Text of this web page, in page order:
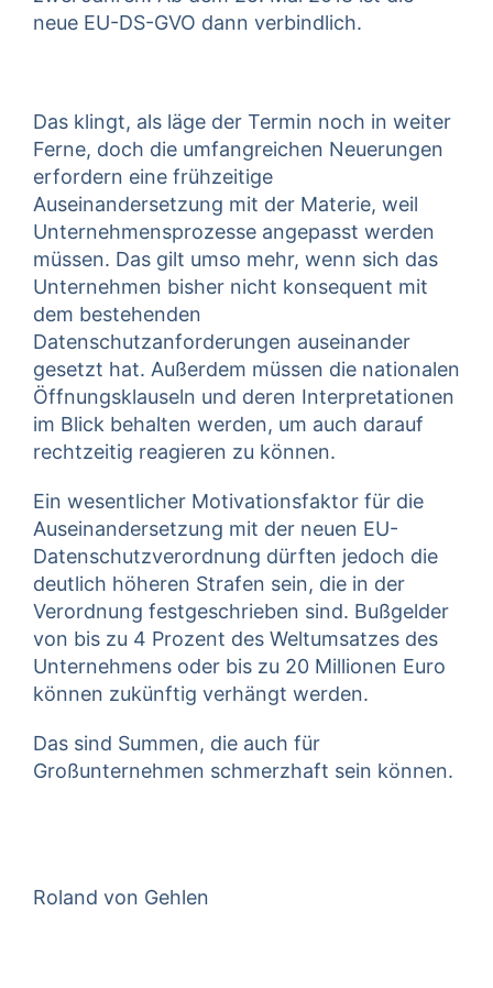
neue EU-DS-GVO dann verbindlich.
Das klingt, als läge der Termin noch in weiter
Ferne, doch die umfangreichen Neuerungen
erfordern eine frühzeitige
Auseinandersetzung mit der Materie, weil
Unternehmensprozesse angepasst werden
müssen. Das gilt umso mehr, wenn sich das
Unternehmen bisher nicht konsequent mit
dem bestehenden
Datenschutzanforderungen auseinander
gesetzt hat. Außerdem müssen die nationalen
Öffnungsklauseln und deren Interpretationen
im Blick behalten werden, um auch darauf
rechtzeitig reagieren zu können.
Ein wesentlicher Motivationsfaktor für die
Auseinandersetzung mit der neuen EU-
Datenschutzverordnung dürften jedoch die
deutlich höheren Strafen sein, die in der
Verordnung festgeschrieben sind. Bußgelder
von bis zu 4 Prozent des Weltumsatzes des
Unternehmens oder bis zu 20 Millionen Euro
können zukünftig verhängt werden.
Das sind Summen, die auch für
Großunternehmen schmerzhaft sein können.
Roland von Gehlen